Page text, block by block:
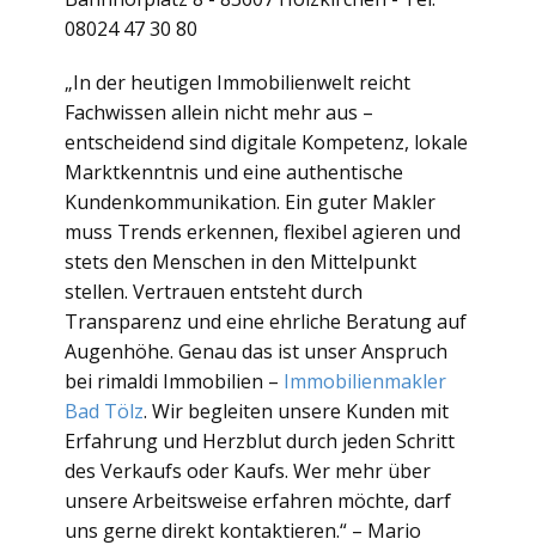
08024 47 30 80
„In der heutigen Immobilienwelt reicht
Fachwissen allein nicht mehr aus –
entscheidend sind digitale Kompetenz, lokale
Marktkenntnis und eine authentische
Kundenkommunikation. Ein guter Makler
muss Trends erkennen, flexibel agieren und
stets den Menschen in den Mittelpunkt
stellen. Vertrauen entsteht durch
Transparenz und eine ehrliche Beratung auf
Augenhöhe. Genau das ist unser Anspruch
bei rimaldi Immobilien – Immobilienmakler
Bad Tölz. Wir begleiten unsere Kunden mit
Erfahrung und Herzblut durch jeden Schritt
des Verkaufs oder Kaufs. Wer mehr über
unsere Arbeitsweise erfahren möchte, darf
uns gerne direkt kontaktieren.“ – Mario